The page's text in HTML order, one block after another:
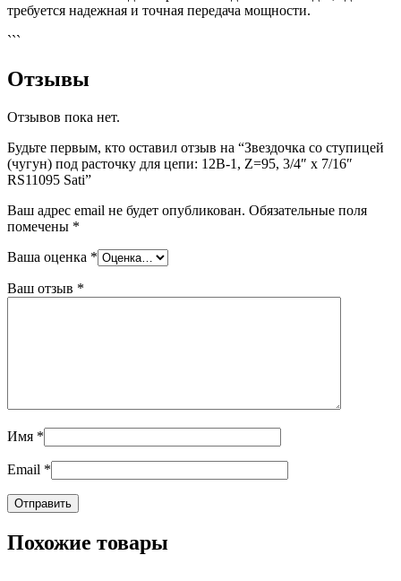
требуется надежная и точная передача мощности.
```
Отзывы
Отзывов пока нет.
Будьте первым, кто оставил отзыв на “Звездочка со ступицей
(чугун) под расточку для цепи: 12B-1, Z=95, 3/4″ x 7/16″
RS11095 Sati”
Ваш адрес email не будет опубликован. Обязательные поля
помечены *
Ваша оценка *
Ваш отзыв *
Имя *
Email *
Похожие товары